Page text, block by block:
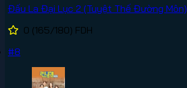
Đấu La Đại Lục 2 (Tuyệt Thế Đường Môn)
0 (165/180) FDH
#8